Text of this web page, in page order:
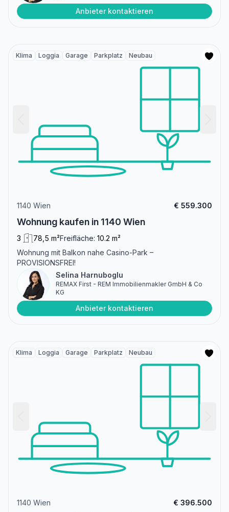
Anbieter kontaktieren
Klima Loggia Garage Parkplatz Neubau
1140 Wien € 559.300
Wohnung kaufen in 1140 Wien
3 78,5 m²Freifläche: 10.2 m²
Wohnung mit Balkon nahe Casino-Park –
PROVISIONSFREI!
Selina Harnuboglu
REMAX First - REM Immobilienmakler GmbH & Co
KG
Anbieter kontaktieren
Klima Loggia Garage Parkplatz Neubau
1140 Wien € 396.500